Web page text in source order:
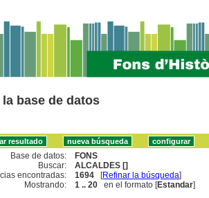
base de datos
Base de datos:
FONS
Buscar:
ALCALDES []
encontradas:
1694 [Refinar la búsqueda]
Mostrando:
1 .. 20 en el formato [Estandar]